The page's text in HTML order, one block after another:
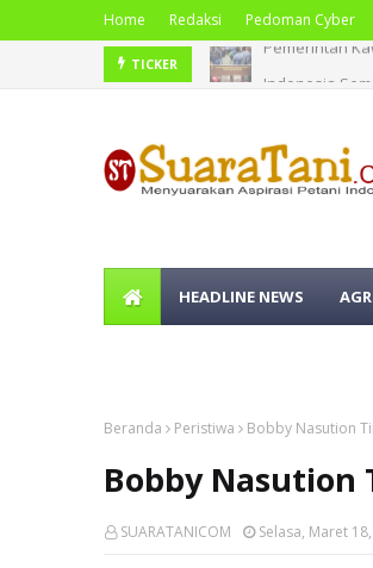
Home Redaksi Pedoman Cyber
TICKER Indonesia
HEADLINE NEWS
Beranda Peristiwa Bobby Nasution
Bobby Nasution
SUARATANICOM Selasa, Maret